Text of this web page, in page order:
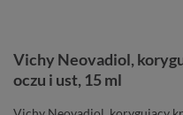
Vichy Neovadiol,
oczu i ust, 15 ml